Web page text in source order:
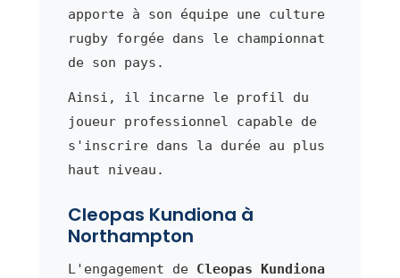
apporte à son équipe une culture
rugby forgée dans le championnat
de son pays.
Ainsi, il incarne le profil du
joueur professionnel capable de
s'inscrire dans la durée au plus
haut niveau.
Cleopas Kundiona à
Northampton
L'engagement de Cleopas Kundiona